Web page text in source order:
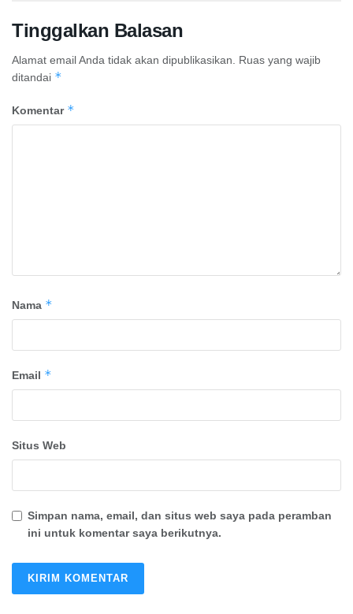
Tinggalkan Balasan
Alamat email Anda tidak akan dipublikasikan.
Ruas yang wajib
ditandai *
Komentar *
Nama *
Email *
Situs Web
Simpan nama, email, dan situs web saya pada peramban
ini untuk komentar saya berikutnya.